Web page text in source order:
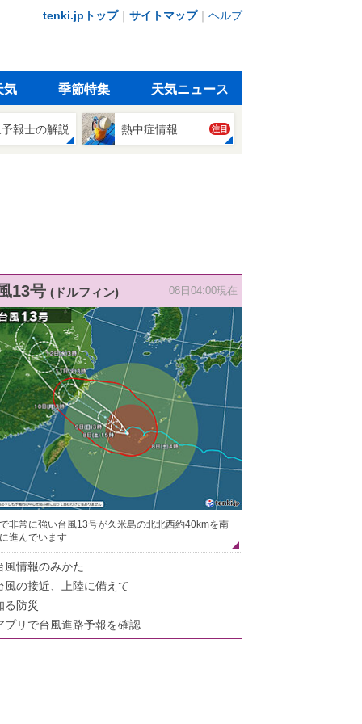
tenki.jpトップ｜ サイトマップ｜ ヘルプ
気 季節特集 天気ニュース
報士の解説 熱中症情報 注目
13号 (ドルフィン) 08日04:00現在
非常に強い台風13号が久米島の北北西約40kmを南
進んでいます
風情報のみかた
風の接近、上陸に備えて
る防災
プリで台風進路予報を確認